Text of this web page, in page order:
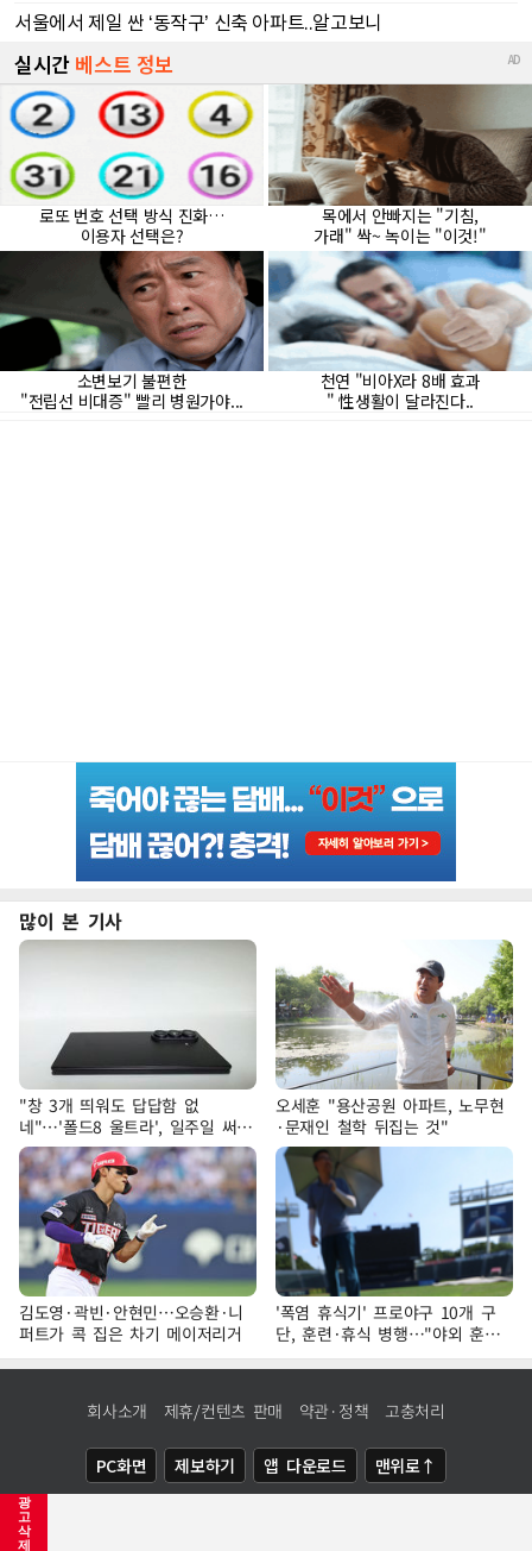
광
고
삭
제
많이 본 기사
"창 3개 띄워도 답답함 없
네"…'폴드8 울트라', 일주일 써보
니
오세훈 "용산공원 아파트, 노무현
·문재인 철학 뒤집는 것"
김도영·곽빈·안현민…오승환·니
퍼트가 콕 집은 차기 메이저리거
'폭염 휴식기' 프로야구 10개 구
단, 훈련·휴식 병행…"야외 훈련
해도 안전 최우선"
회사소개 제휴/컨텐츠 판매 약관·정책 고충처리
PC화면 제보하기 앱 다운로드 맨위로↑